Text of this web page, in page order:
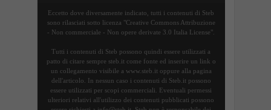
Eccetto dove diversamente indicato, tutti i contenuti di Steb
sono rilasciati sotto licenza "Creative Commons Attribuzione
- Non commerciale - Non opere derivate 3.0 Italia License".
Tutti i contenuti di Steb possono quindi essere utilizzati a
patto di citare sempre steb.it come fonte ed inserire un link o
un collegamento visibile a www.steb.it oppure alla pagina
dell'articolo. In nessun caso i contenuti di Steb.it possono
essere utilizzati per scopi commerciali. Eventuali permessi
ulteriori relativi all'utilizzo dei contenuti pubblicati possono